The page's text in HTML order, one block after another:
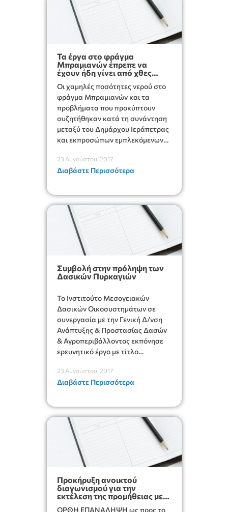
Τα έργα στο φράγμα
Μπραμιανών έπρεπε να
έχουν ήδη γίνει από χθες
Ιεράπετρας
Οι χαμηλές ποσότητες νερού στο
φράγμα Μπραμιανών και τα
προβλήματα που προκύπτουν
συζητήθηκαν κατά τη συνάντηση
μεταξύ του Δημάρχου Ιεράπετρας
και εκπροσώπων εμπλεκόμενων
Βουλευτή Λασιθίου, κ. Μανώλη
Θραψανιώτη.
23 Αυγούστου, 2017
Διαβάστε Περισσότερα
Συμβολή στην πρόληψη των
Δασικών Πυρκαγιών
Το Ινστιτούτο Μεσογειακών
Δασικών Οικοσυστημάτων σε
συνεργασία με την Γενική Δ/νση
Ανάπτυξης & Προστασίας Δασών
& Αγροπεριβάλλοντος εκπόνησε
ερευνητικό έργο με τίτλο
ΔΑΣΙΚΩΝ ΠΥΡΚΑΓΙΩΝ (με την
μεθοδολογία INCA).
23 Αυγούστου, 2017
Διαβάστε Περισσότερα
Προκήρυξη ανοικτού
διαγωνισμού για την
εκτέλεση της προμήθειας με
ΟΡΘΗ ΕΠΑΝΑΛΗΨΗ ως προς το